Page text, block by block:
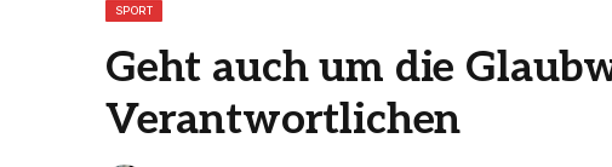
SPORT
Geht auch um die
Verantwortlichen